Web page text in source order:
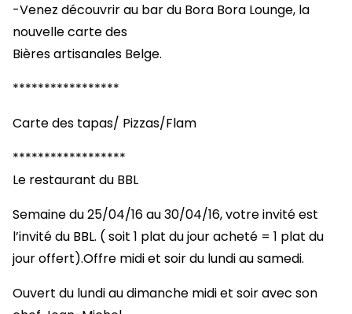
-Venez découvrir au bar du Bora Bora Lounge, la
nouvelle carte des
Bières artisanales Belge.
*****************
Carte des tapas/ Pizzas/Flam
******************
Le restaurant du BBL
Semaine du 25/04/16 au 30/04/16, votre invité est
l’invité du BBL. ( soit 1 plat du jour acheté = 1 plat du
jour offert).Offre midi et soir du lundi au samedi.
Ouvert du lundi au dimanche midi et soir avec son